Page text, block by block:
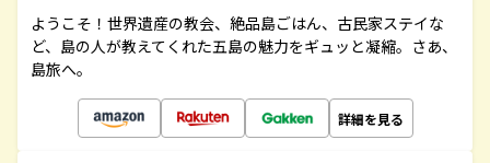
ようこそ！世界遺産の教会、絶品島ごはん、古民家ステイな
ど、島の人が教えてくれた五島の魅力をギュッと凝縮。さあ、
島旅へ。
詳細を見る